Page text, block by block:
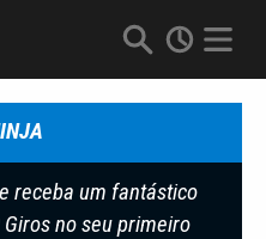
receba um fantástico
no seu primeiro